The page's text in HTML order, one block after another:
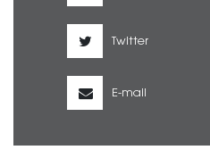
Twitter
E-mail